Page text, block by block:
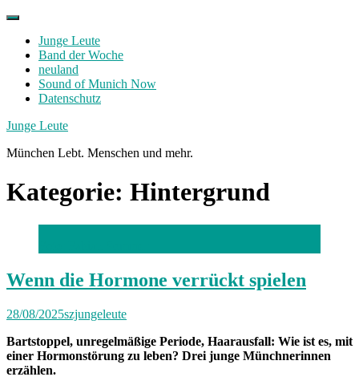
Skip
contentJunge Leute
Band der Woche
neuland
Sound of Munich Now
Datenschutz
Facebook
Twitter
Instagram
Junge Leute
München Lebt. Menschen und mehr.
Kategorie: Hintergrund
Wenn die Hormone verrückt spielen
28/08/2025szjungeleute
Bartstoppel, unregelmäßige Periode, Haarausfall: Wie ist es, mit
einer Hormonstörung zu leben? Drei junge Münchnerinnen
erzählen.